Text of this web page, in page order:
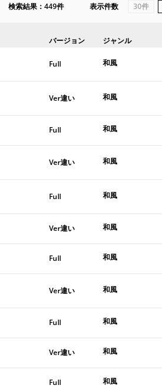
検索結果：449件 表示件数 30件
バージョン ジャンル
Full 和風
Ver違い 和風
Full 和風
Ver違い 和風
Full 和風
Ver違い 和風
Full 和風
Ver違い 和風
Full 和風
Ver違い 和風
Full 和風